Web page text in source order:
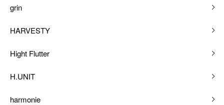
grin
HARVESTY
Hight Flutter
H.UNIT
harmonie